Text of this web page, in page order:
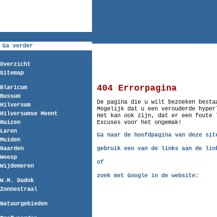
Ga verder
Overzicht
Sitemap
Blaricum
Bussum
Hilversum
Hilversumse Meent
Huizen
Laren
Muiden
Naarden
Weesp
Wijdemeren
W.M. Dudok
Zonnestraal
Natuurgebieden
404 Errorpagina
De pagina die u wilt bezoeken
Mogelijk dat u een verouderde
Het kan ook zijn, dat er een foute
Excuses voor het ongemak!
Ga naar de hoofdpagina van deze
gebruik een van de links aan de
of
zoek met Google in de website: